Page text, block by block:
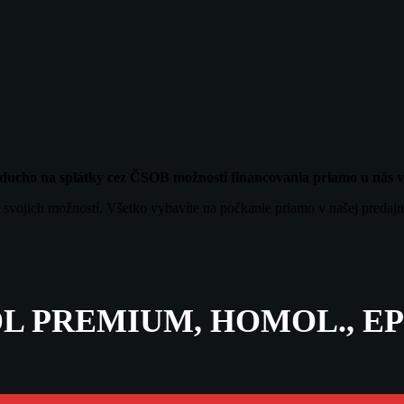
PREMIUM, HOMOL.,